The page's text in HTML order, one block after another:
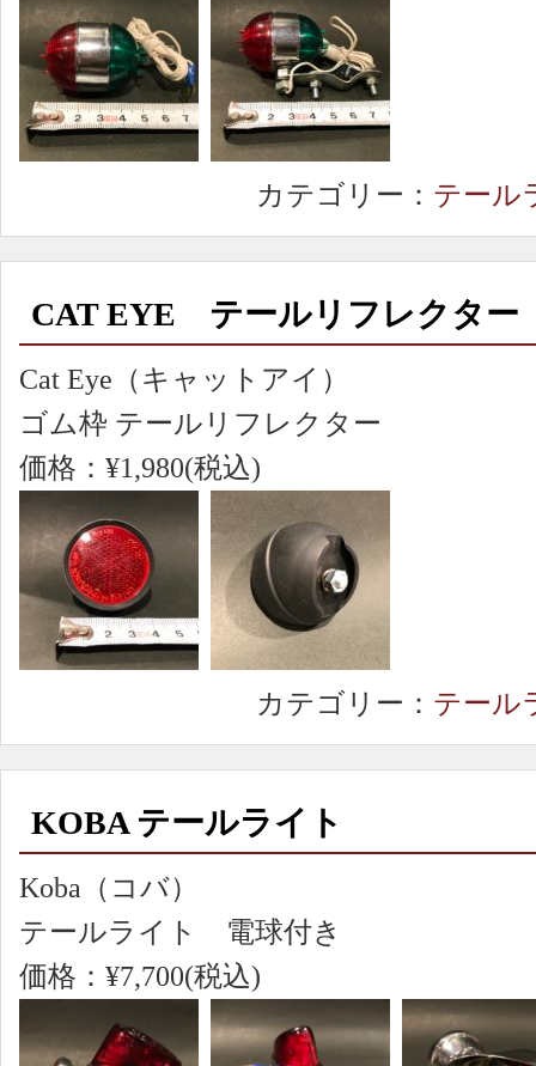
カテゴリー： テール
CAT EYE テールリフレクター
Cat Eye（キャットアイ）
ゴム枠 テールリフレクター
価格：¥1,980(税込)
カテゴリー： テール
KOBA テールライト
Koba（コバ）
テールライト 電球付き
価格：¥7,700(税込)